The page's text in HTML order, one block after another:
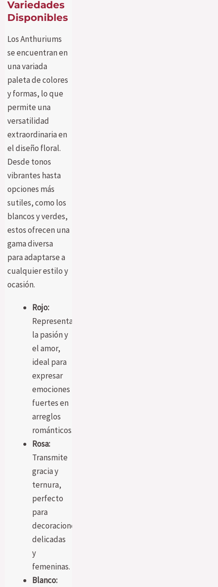
Variedades
Disponibles
Los Anthuriums
se encuentran en
una variada
paleta de colores
y formas, lo que
permite una
versatilidad
extraordinaria en
el diseño floral.
Desde tonos
vibrantes hasta
opciones más
sutiles, como los
blancos y verdes,
estos ofrecen una
gama diversa
para adaptarse a
cualquier estilo y
ocasión.
Rojo:
Representa
la pasión y
el amor,
ideal para
expresar
emociones
fuertes en
arreglos
románticos.
Rosa:
Transmite
gracia y
ternura,
perfecto
para
decoraciones
delicadas
y
femeninas.
Blanco: